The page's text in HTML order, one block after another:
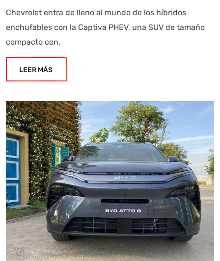
Chevrolet entra de lleno al mundo de los híbridos
enchufables con la Captiva PHEV, una SUV de tamaño
compacto con.
LEER MÁS